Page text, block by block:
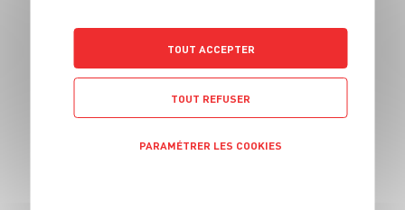
mouillettes &
salade frisée
10 min
TOUT ACCEPTER
TOUT REFUSER
PARAMÉTRER LES COOKIES